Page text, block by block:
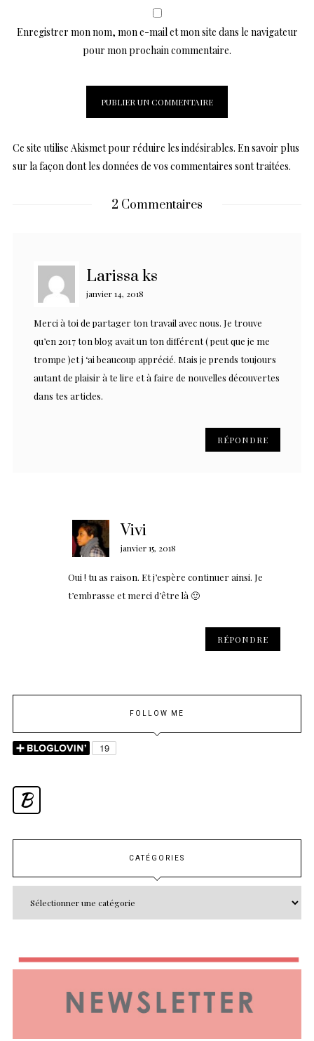
Enregistrer mon nom, mon e-mail et mon site dans le navigateur
pour mon prochain commentaire.
Ce site utilise Akismet pour réduire les indésirables. En savoir plus
sur la façon dont les données de vos commentaires sont traitées.
2 Commentaires
Larissa ks
janvier 14, 2018
Merci à toi de partager ton travail avec nous. Je trouve
qu’en 2017 ton blog avait un ton différent ( peut que je me
trompe )et j ‘ai beaucoup apprécié. Mais je prends toujours
autant de plaisir à te lire et à faire de nouvelles découvertes
dans tes articles.
RÉPONDRE
Vivi
janvier 15, 2018
Oui ! tu as raison. Et j’espère continuer ainsi. Je
t’embrasse et merci d’être là 🙂
RÉPONDRE
FOLLOW ME
B
CATÉGORIES